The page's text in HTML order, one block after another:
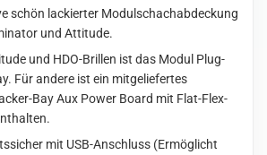
schön lackierter Modulschachabdeckung
und Attitude.
und HDO-Brillen ist das Modul Plug-
Für andere ist ein mitgeliefertes
Bay Aux Power Board mit Flat-Flex-
mit USB-Anschluss (Ermöglicht